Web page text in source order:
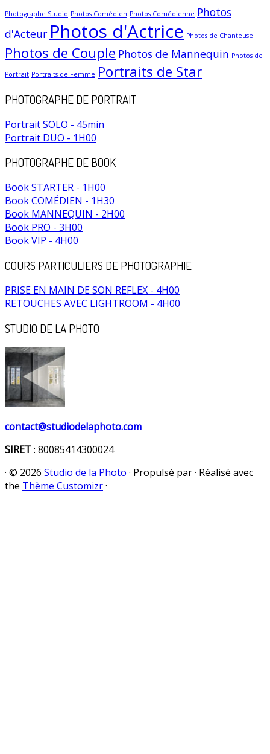
Photographe Studio Photos Comédien Photos Comédienne Photos
d'Acteur Photos d'Actrice Photos de Chanteuse
Photos de Couple Photos de Mannequin Photos de
Portrait Portraits de Femme Portraits de Star
PHOTOGRAPHE DE PORTRAIT
Portrait SOLO - 45min
Portrait DUO - 1H00
PHOTOGRAPHE DE BOOK
Book STARTER - 1H00
Book COMÉDIEN - 1H30
Book MANNEQUIN - 2H00
Book PRO - 3H00
Book VIP - 4H00
COURS PARTICULIERS DE PHOTOGRAPHIE
PRISE EN MAIN DE SON REFLEX - 4H00
RETOUCHES AVEC LIGHTROOM - 4H00
STUDIO DE LA PHOTO
contact@studiodelaphoto.com
SIRET: 80085414300024
· © 2026 Studio de la Photo · Propulsé par· Réalisé avec
the Thème Customizr·